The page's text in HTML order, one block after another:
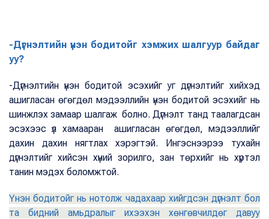
-Дүгнэлтийн үнэн бодитойг хэмжих шалгуур байдаг
уу?
-Дүгнэлтийн үнэн бодитой эсэхийг уг дүгнэлтийг хийхэд
ашигласан өгөгдөл мэдээллийн үнэн бодитой эсэхийг нь
шинжлэх замаар шалгаж болно. Дүгнэлт танд таалагдсан
эсэхээс үл хамааран ашигласан өгөгдөл, мэдээллийг
дахин дахин нягтлах хэрэгтэй. Ингэснээрээ тухайн
дүгнэлтийг хийсэн хүний зорилго, зан төрхийг нь хүртэл
танин мэдэх боломжтой.
Үнэн бодитойг нь нотолж чадахаар хийгдсэн дүгнэлт бол
та бидний амьдралыг ихээхэн хөнгөвчилдөг давуу